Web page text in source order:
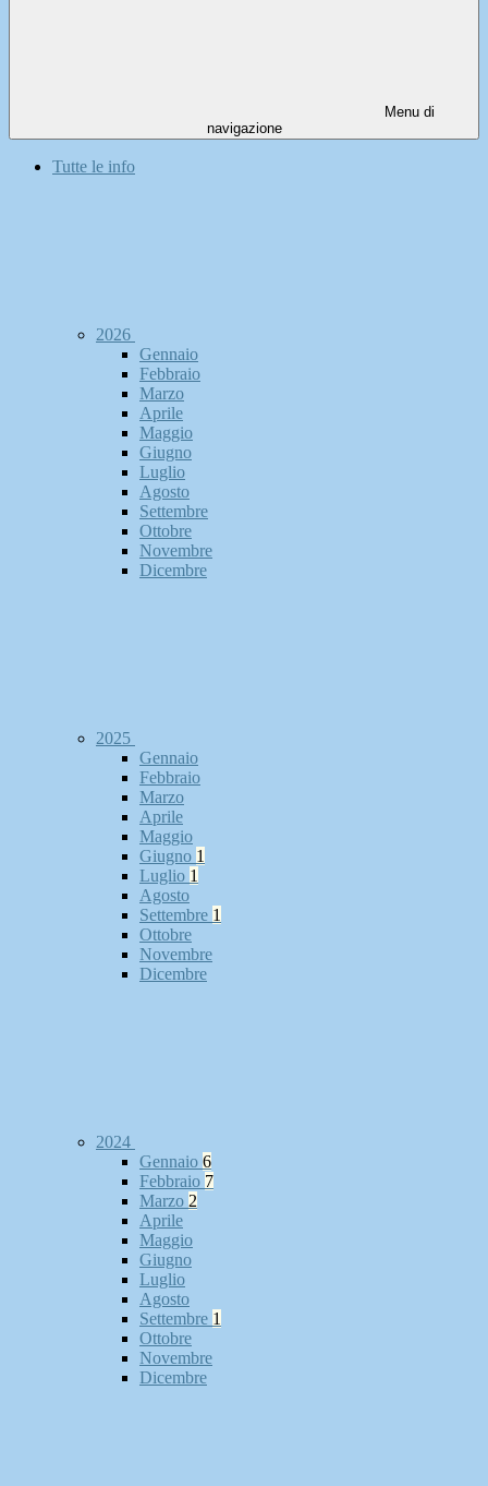
Menu di
navigazione
Tutte le info
2026
Gennaio
Febbraio
Marzo
Aprile
Maggio
Giugno
Luglio
Agosto
Settembre
Ottobre
Novembre
Dicembre
2025
Gennaio
Febbraio
Marzo
Aprile
Maggio
Giugno 1
Luglio 1
Agosto
Settembre 1
Ottobre
Novembre
Dicembre
2024
Gennaio 6
Febbraio 7
Marzo 2
Aprile
Maggio
Giugno
Luglio
Agosto
Settembre 1
Ottobre
Novembre
Dicembre